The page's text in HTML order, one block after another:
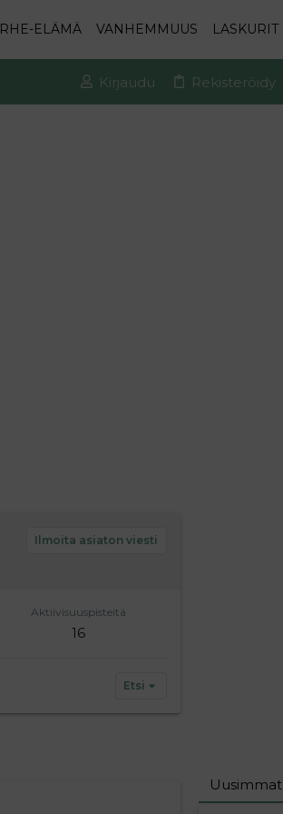
ELÄMÄ VANHEMMUUS LASKURIT
Kirjaudu Rekisteröidy
Ilmoita asiaton viesti
Aktiivisuuspisteitä
16
Etsi
Uusimmat